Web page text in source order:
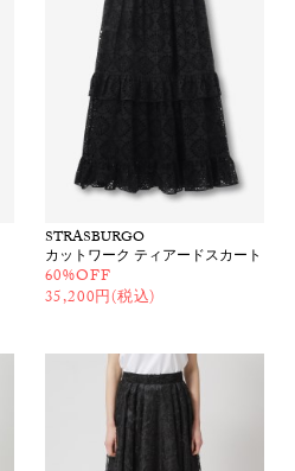
STRASBURGO
カットワーク ティアードスカート
60%OFF
35,200円(税込)